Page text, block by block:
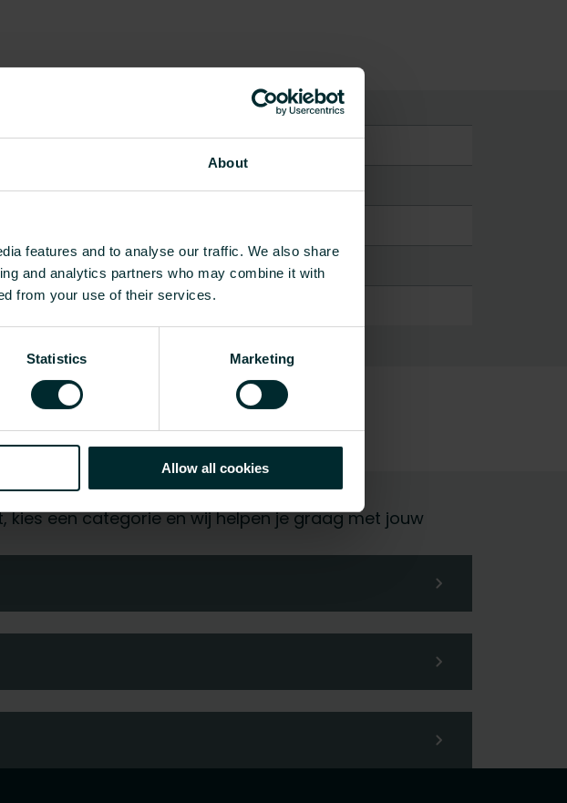
About
features and to analyse our traffic. We also share
and analytics partners who may combine it with
from your use of their services.
Statistics Marketing
Allow all cookies
Radiatorwandconsole
een categorie en wij helpen je graag met jouw